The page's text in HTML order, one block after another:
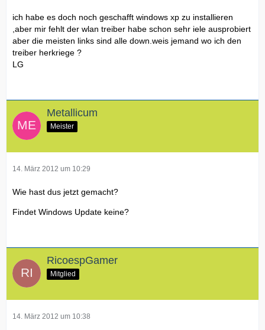
ich habe es doch noch geschafft windows xp zu installieren
,aber mir fehlt der wlan treiber habe schon sehr iele ausprobiert
aber die meisten links sind alle down.weis jemand wo ich den
treiber herkriege ?
LG
Metallicum
Meister
14. März 2012 um 10:29
Wie hast dus jetzt gemacht?
Findet Windows Update keine?
RicoespGamer
Mitglied
14. März 2012 um 10:38